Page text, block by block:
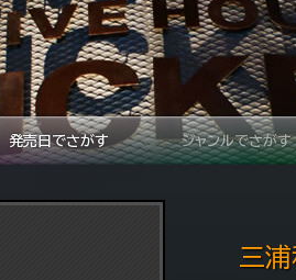
発売日でさがす ジャンルでさがす
三浦